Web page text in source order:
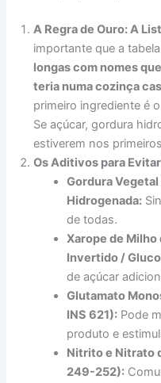
A Regra de Ouro: A
importante que a
longas com nomes
teria numa cozinça
primeiro ingrediente é
Se açúcar, gordura
estiverem nos
Os Aditivos para
Gordura
Hidrogenada:
de todas.
Xarope de
Invertido /
de açúcar
Glutamato
INS 621): Pode
produto e
Nitrito e Nitrato
249-252):